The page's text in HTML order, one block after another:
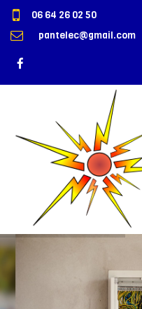
06 64 26 02 50
pantelec@gmail.com